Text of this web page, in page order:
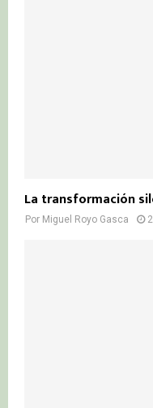
La transformación
Por Miguel Royo Gasca